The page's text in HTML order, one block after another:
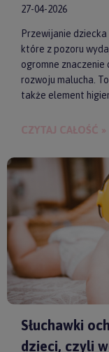
27-04-2026
Przewijanie
które z pozoru
ogromne
rozwoju malucha.
także element
CZYTAJ CAŁOŚĆ »
Słuchawki
dzieci, czyli